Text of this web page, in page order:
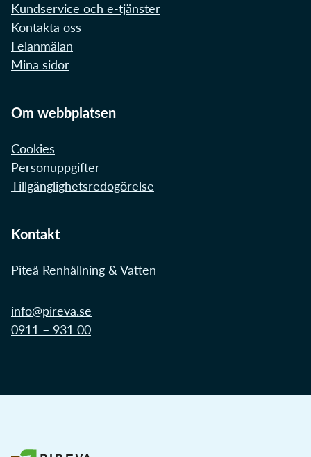
Kundservice och e-tjänster
Kontakta oss
Felanmälan
Mina sidor
Om webbplatsen
Cookies
Personuppgifter
Tillgänglighetsredogörelse
Kontakt
Piteå Renhållning & Vatten
info@pireva.se
0911 – 931 00